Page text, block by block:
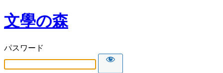
文學の森
パスワード